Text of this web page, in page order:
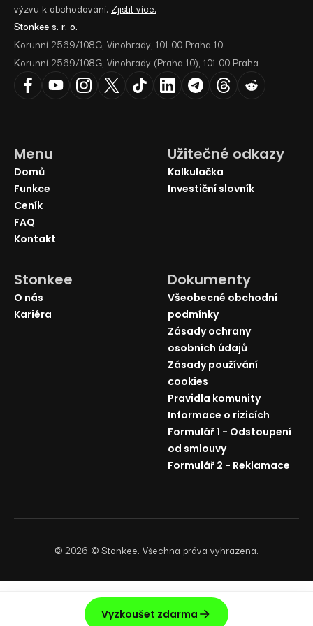
výzvu k obchodování. Zjistit více.
Stonkee s. r. o.
Korunní 2569/108G, Vinohrady, 101 00 Praha 10
Korunní 2569/108G, Vinohrady (Praha 10), 101 00 Praha
Menu
Domů
Funkce
Ceník
FAQ
Kontakt
Užitečné odkazy
Kalkulačka
Investiční slovník
Stonkee
O nás
Kariéra
Dokumenty
Všeobecné obchodní
podmínky
Zásady ochrany
osobních údajů
Zásady používání
cookies
Pravidla komunity
Informace o rizicích
Formulář 1 - Odstoupení
od smlouvy
Formulář 2 - Reklamace
©2026 © Stonkee. Všechna práva vyhrazena.
Vyzkoušet zdarma